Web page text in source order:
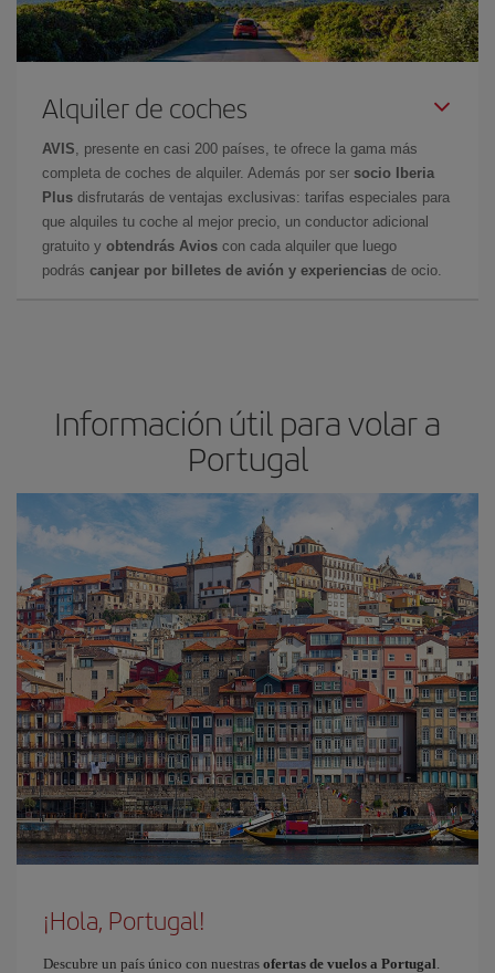
Alquiler de coches
AVIS , presente en casi 200 países, te ofrece la gama más
completa de coches de alquiler. Además por ser socio Iberia
Plus disfrutarás de ventajas exclusivas: tarifas especiales para
que alquiles tu coche al mejor precio, un conductor adicional
gratuito y obtendrás Avios con cada alquiler que luego
podrás canjear por billetes de avión y experiencias de ocio.
Información útil para volar a
Portugal
¡Hola, Portugal!
Descubre un país único con nuestras ofertas de vuelos a Portugal